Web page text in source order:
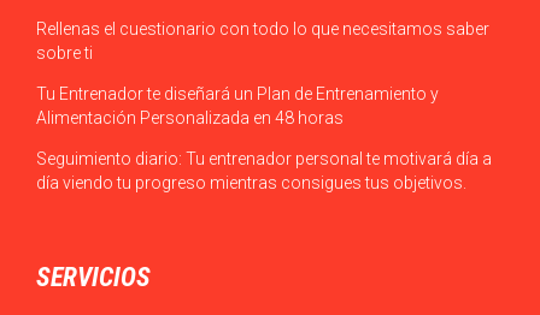
Rellenas el cuestionario con todo lo que necesitamos saber
sobre ti
Tu Entrenador te diseñará un Plan de Entrenamiento y
Alimentación Personalizada en 48 horas
Seguimiento diario: Tu entrenador personal te motivará día a
día viendo tu progreso mientras consigues tus objetivos.
SERVICIOS